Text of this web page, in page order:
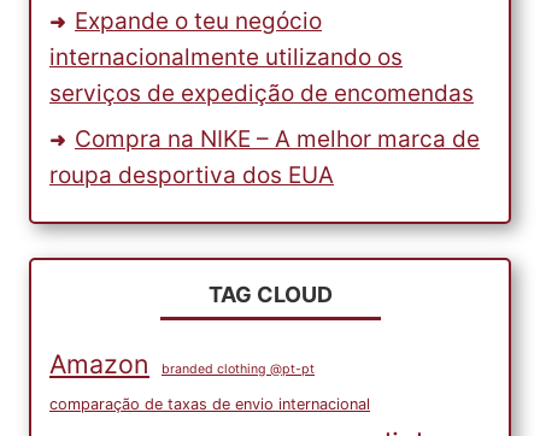
Expande o teu negócio
internacionalmente utilizando os
serviços de expedição de encomendas
Compra na NIKE – A melhor marca de
roupa desportiva dos EUA
TAG CLOUD
Amazon branded clothing @pt-pt
comparação de taxas de envio internacional